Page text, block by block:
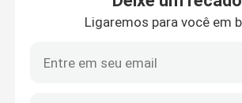
Ligaremos para você em